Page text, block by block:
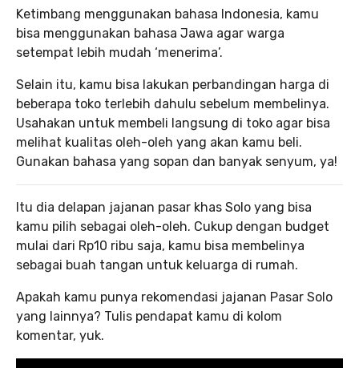
Ketimbang menggunakan bahasa Indonesia, kamu
bisa menggunakan bahasa Jawa agar warga
setempat lebih mudah ‘menerima’.
Selain itu, kamu bisa lakukan perbandingan harga di
beberapa toko terlebih dahulu sebelum membelinya.
Usahakan untuk membeli langsung di toko agar bisa
melihat kualitas oleh-oleh yang akan kamu beli.
Gunakan bahasa yang sopan dan banyak senyum, ya!
Itu dia delapan jajanan pasar khas Solo yang bisa
kamu pilih sebagai oleh-oleh. Cukup dengan budget
mulai dari Rp10 ribu saja, kamu bisa membelinya
sebagai buah tangan untuk keluarga di rumah.
Apakah kamu punya rekomendasi jajanan Pasar Solo
yang lainnya? Tulis pendapat kamu di kolom
komentar, yuk.